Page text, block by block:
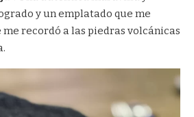
y un emplatado que me
me recordó a las piedras volcánicas